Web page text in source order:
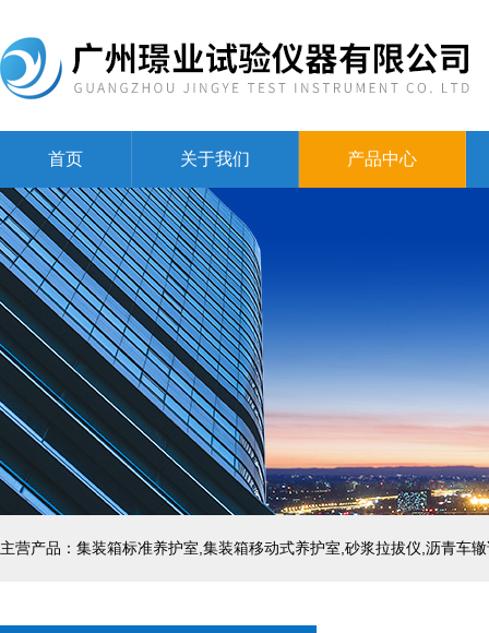
首页 关于我们 产品中心
主营产品：集装箱标准养护室,集装箱移动式养护室,砂浆拉拔仪,沥青车